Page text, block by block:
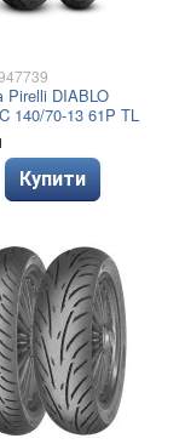
DIABLO
140/70-13 61P TL
Купити